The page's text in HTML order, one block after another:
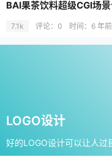
BAI果茶饮料超级CGI场
7.1k 评论：0 时间： 6 年前
LOGO设计